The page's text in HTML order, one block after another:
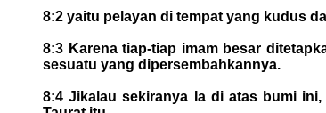
8:2 yaitu pelayan di tempat yang kudus
8:3 Karena tiap-tiap imam besar
sesuatu yang dipersembahkannya.
8:4 Jikalau sekiranya Ia di atas bumi